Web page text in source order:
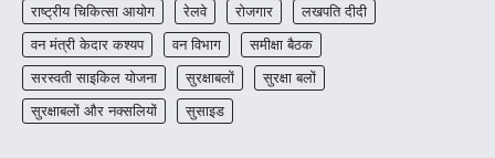
राष्ट्रीय चिकित्सा आयोग
रेलवे रोजगार
लखपति दीदी
वन मंत्री केदार कश्यप
वन विभाग
समीक्षा बैठक
सरस्वती साइकिल योजना
सुरक्षाबलों
सुरक्षा बलों
सुरक्षाबलों और नक्सलियों
सुसाइड